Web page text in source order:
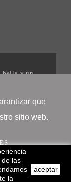
de las
la
aceptar
bella y un
que
sitio web.